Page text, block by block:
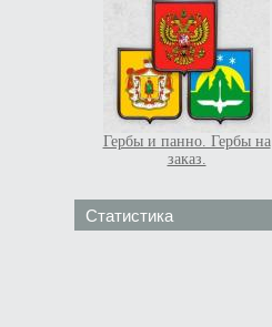
Гербы и панно. Гербы на
заказ.
Статистика